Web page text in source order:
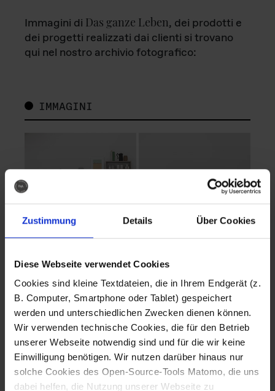
Zustimmung Details Über Cookies
Diese Webseite verwendet Cookies
Cookies sind kleine Textdateien, die in Ihrem Endgerät (z.
B. Computer, Smartphone oder Tablet) gespeichert
werden und unterschiedlichen Zwecken dienen können.
Wir verwenden technische Cookies, die für den Betrieb
unserer Webseite notwendig sind und für die wir keine
Einwilligung benötigen. Wir nutzen darüber hinaus nur
solche Cookies des Open-Source-Tools Matomo, die uns
dabei helfen, die Nutzung unserer Webseite zu
Immagini di Das ganze Leben, dei prodotti e
dei progetti realizzati dai clienti si trovano
qui nel nostro archivio fotografico:
IMMAGINI
Fotografo: Lorenz
Sternbach
Download
Fotografo: Lorenz
Sternbach
Download